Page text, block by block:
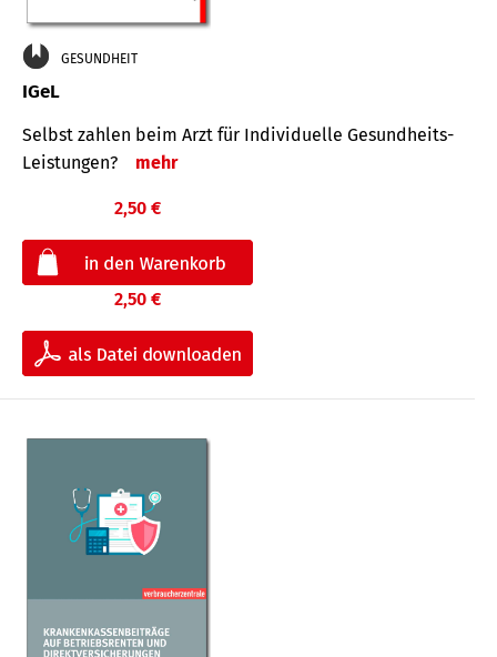
GESUNDHEIT
IGeL
Selbst zahlen beim Arzt für Indi­vidu­elle Gesund­heits-
Leis­tungen?
mehr
2,50 €
2,50 €